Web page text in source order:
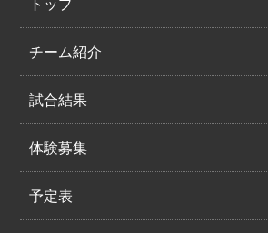
チーム紹介
試合結果
体験募集
予定表